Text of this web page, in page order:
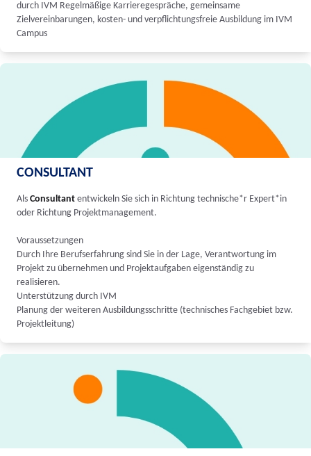
durch IVM Regelmäßige Karrieregespräche, gemeinsame
Zielvereinbarungen, kosten- und verpflichtungsfreie Ausbildung im IVM
Campus
CONSULTANT
Als Consultant entwickeln Sie sich in Richtung technische*r Expert*in
oder Richtung Projektmanagement.
Voraussetzungen
Durch Ihre Berufserfahrung sind Sie in der Lage, Verantwortung im
Projekt zu übernehmen und Projektaufgaben eigenständig zu
realisieren.
Unterstützung durch IVM
Planung der weiteren Ausbildungsschritte (technisches Fachgebiet bzw.
Projektleitung)